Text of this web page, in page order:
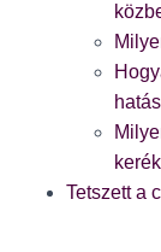
Tetszett a